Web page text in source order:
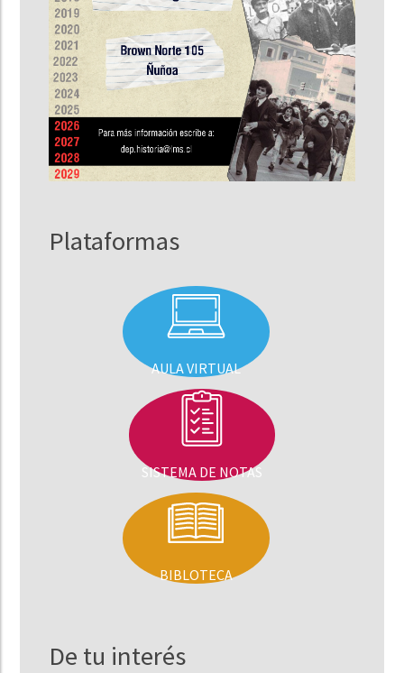
Plataformas
AULA VIRTUAL
SISTEMA DE NOTAS
BIBLOTECA
De tu interés